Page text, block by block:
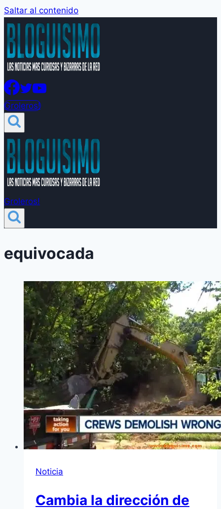
Saltar al contenido
Groleros!
Groleros!
equivocada
Noticia
Cambia la dirección de